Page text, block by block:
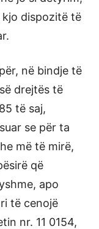
dispozitë të
në bindje të
drejtës të
të saj,
se për ta
më të mirë,
që
apo
të cenojë
nr. 11 0154,